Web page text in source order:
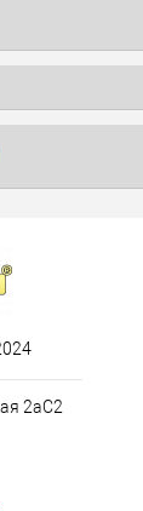
2аС2